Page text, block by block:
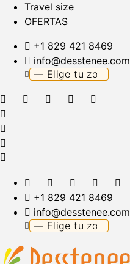
Travel size
OFERTAS
+1 829 421 8469
info@desstenee.com
+1 829 421 8469
info@desstenee.com